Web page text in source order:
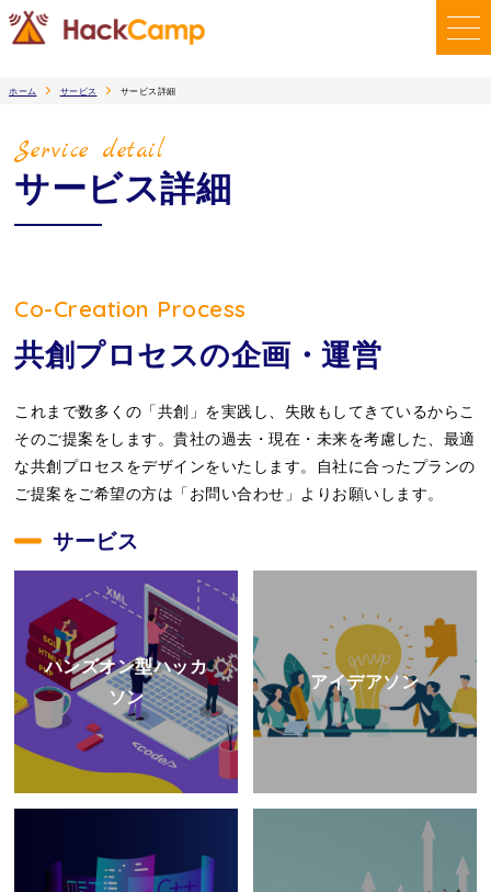
ホーム サービス サービス詳細
Service detail
サービス詳細
Co-Creation Process
共創プロセスの企画・運営
これまで数多くの「共創」を実践し、失敗もしてきているからこ
そのご提案をします。貴社の過去・現在・未来を考慮した、最適
な共創プロセスをデザインをいたします。自社に合ったプランの
ご提案をご希望の方は「お問い合わせ」よりお願いします。
サービス
ハンズオン型ハッカ
ソン
アイデアソン